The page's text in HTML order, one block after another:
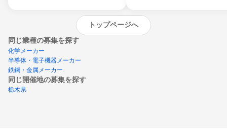
トップページへ
同じ業種の募集を探す
化学メーカー
半導体・電子機器メーカー
鉄鋼・金属メーカー
同じ開催地の募集を探す
栃木県